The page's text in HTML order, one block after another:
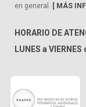
en general. [ MÁS
HORARIO DE
LUNES a